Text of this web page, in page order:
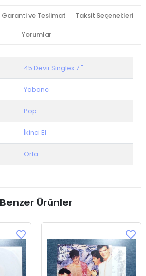
Garanti ve Teslimat Taksit Seçenekleri
Yorumlar
45 Devir Singles 7 "
Yabancı
Pop
İkinci El
Orta
Benzer Ürünler